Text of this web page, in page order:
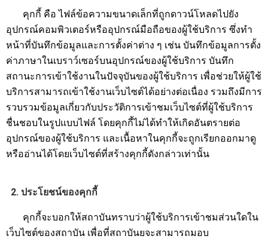
คุกกี้ คือ ไฟล์ข้อความขนาดเล็กที่ถูกดาวน์โหลดไปยัง
อุปกรณ์คอมพิวเตอร์หรืออุปกรณ์มือถือของผู้ใช้บริการ ซึ่งทำ
หน้าที่บันทึกข้อมูลและการตั้งค่าต่าง ๆ เช่น บันทึกข้อมูลการตั้ง
ค่าภาษาในเบราว์เซอร์บนอุปกรณ์ของผู้ใช้บริการ บันทึก
สถานะการเข้าใช้งานในปัจจุบันของผู้ใช้บริการ เพื่อช่วยให้ผู้ใช้
บริการสามารถเข้าใช้งานเว็บไซต์ได้อย่างต่อเนื่อง รวมถึงมีการ
รวบรวมข้อมูลเกี่ยวกับประวัติการเข้าชมเว็บไซต์ที่ผู้ใช้บริการ
ชื่นชอบในรูปแบบไฟล์ โดยคุกกี้ไม่ได้ทำให้เกิดอันตรายต่อ
อุปกรณ์ของผู้ใช้บริการ และเนื้อหาในคุกกี้จะถูกเรียกออกมาดู
หรืออ่านได้โดยเว็บไซต์ที่สร้างคุกกี้ดังกล่าวเท่านั้น
2. ประโยชน์ของคุกกี้
คุกกี้จะบอกให้สถาบันทราบว่าผู้ใช้บริการเข้าชมส่วนใดใน
เว็บไซต์ของสถาบัน เพื่อที่สถาบันยจะสามารถมอบ